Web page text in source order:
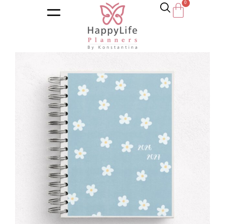
Κατάστημα/Ημερολόγια